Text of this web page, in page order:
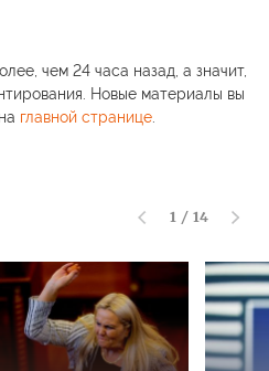
чем 24 часа назад, а значит,
Новые материалы вы
главной странице.
1 / 14